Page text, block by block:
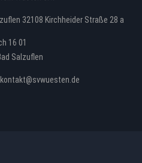
32108 Kirchheider Straße 28 a
16 01
Salzuflen
kontakt@svwuesten.de